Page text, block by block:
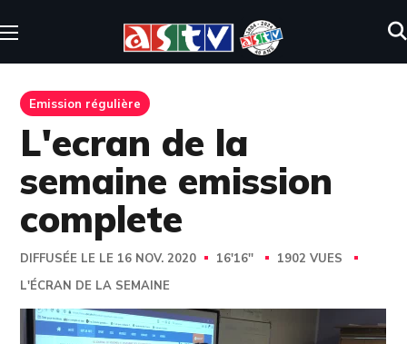
Emission régulière
L'ecran de la
semaine emission
complete
DIFFUSÉE LE LE 16 NOV. 2020 16'16''
1902 VUES
L'ÉCRAN DE LA SEMAINE